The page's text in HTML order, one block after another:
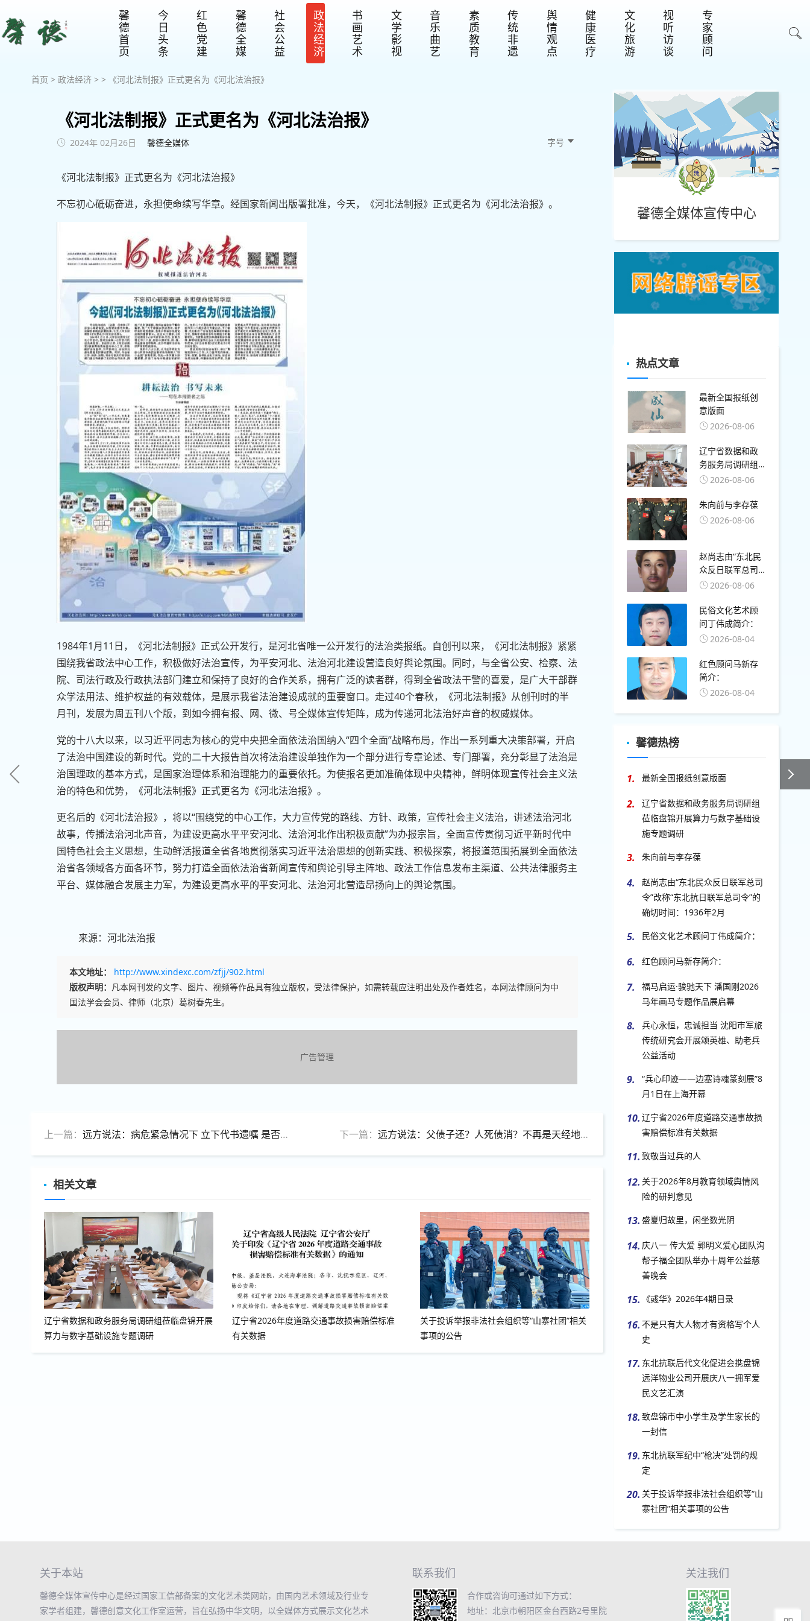
馨
德
首
页
今
日
头
条
红
色
党
建
馨
德
全
媒
社
会
公
益
政
法
经
济
书
画
艺
术
文
学
影
视
音
乐
曲
艺
素
质
教
育
传
统
非
遗
舆
情
观
点
健
康
医
疗
文
化
旅
游
视
听
访
谈
专
家
顾
问
首页 > 政法经济 > > 《河北法制报》正式更名为《河北法治报》
《河北法制报》正式更名为《河北法治报》
2024年 02月26日 馨德全媒体 字号
《河北法制报》正式更名为《河北法治报》
不忘初心砥砺奋进，永担使命续写华章。经国家新闻出版署批准，今天，《河北法制报》正式更名为《河北法治报》。
1984年1月11日，《河北法制报》正式公开发行，是河北省唯一公开发行的法治类报纸。自创刊以来，《河北法制报》紧紧
围绕我省政法中心工作，积极做好法治宣传，为平安河北、法治河北建设营造良好舆论氛围。同时，与全省公安、检察、法
院、司法行政及行政执法部门建立和保持了良好的合作关系，拥有广泛的读者群，得到全省政法干警的喜爱，是广大干部群
众学法用法、维护权益的有效载体，是展示我省法治建设成就的重要窗口。走过40个春秋，《河北法制报》从创刊时的半
月刊，发展为周五刊八个版，到如今拥有报、网、微、号全媒体宣传矩阵，成为传递河北法治好声音的权威媒体。
党的十八大以来，以习近平同志为核心的党中央把全面依法治国纳入“四个全面”战略布局，作出一系列重大决策部署，开启
了法治中国建设的新时代。党的二十大报告首次将法治建设单独作为一个部分进行专章论述、专门部署，充分彰显了法治是
治国理政的基本方式，是国家治理体系和治理能力的重要依托。为使报名更加准确体现中央精神，鲜明体现宣传社会主义法
治的特色和优势，《河北法制报》正式更名为《河北法治报》。
更名后的《河北法治报》，将以“围绕党的中心工作，大力宣传党的路线、方针、政策，宣传社会主义法治，讲述法治河北
故事，传播法治河北声音，为建设更高水平平安河北、法治河北作出积极贡献”为办报宗旨，全面宣传贯彻习近平新时代中
国特色社会主义思想，生动鲜活报道全省各地贯彻落实习近平法治思想的创新实践、积极探索，将报道范围拓展到全面依法
治省各领域各方面各环节，努力打造全面依法治省新闻宣传和舆论引导主阵地、政法工作信息发布主渠道、公共法律服务主
平台、媒体融合发展主力军，为建设更高水平的平安河北、法治河北营造昂扬向上的舆论氛围。
来源：河北法治报
本文地址：
http://www.xindexc.com/zfjj/902.html
版权声明： 凡本网刊发的文字、图片、视频等作品具有独立版权，受法律保护，如需转载应注明出处及作者姓名，本网法律顾问为中
国法学会会员、律师（北京）葛树春先生。
广告管理
上一篇： 远方说法：病危紧急情况下 立下代书遗嘱 是否有效？ 下一篇： 远方说法：父债子还？人死债消？不再是天经地义！
相关文章
辽宁省数据和政务服务局调研组莅临盘锦开展
算力与数字基础设施专题调研
辽宁省2026年度道路交通事故损害赔偿标准
有关数据
关于投诉举报非法社会组织等“山寨社团”相关
事项的公告
馨德全媒体宣传中心
热点文章
最新全国报纸创
意版面
2026-08-06
辽宁省数据和政
务服务局调研组
莅临盘锦开展算
施专题调研
2026-08-06
朱向前与李存葆
2026-08-06
赵尚志由“东北民
众反日联军总司
令”改称“东北抗日
切时间：1936年2
月
2026-08-06
民俗文化艺术顾
问丁伟成简介：
2026-08-04
红色顾问马新存
简介：
2026-08-04
馨德热榜
1. 最新全国报纸创意版面
2.
辽宁省数据和政务服务局调研组
莅临盘锦开展算力与数字基础设
施专题调研
3. 朱向前与李存葆
4.
赵尚志由“东北民众反日联军总司
令”改称“东北抗日联军总司令”的
确切时间：1936年2月
5. 民俗文化艺术顾问丁伟成简介：
6. 红色顾问马新存简介：
7.
福马启运·骏驰天下 潘国刚2026
马年画马专题作品展启幕
8.
兵心永恒，忠诚担当 沈阳市军旅
传统研究会开展颂英雄、助老兵
公益活动
9.
“兵心印迹——边塞诗魂篆刻展”8
月1日在上海开幕
10. 辽宁省2026年度道路交通事故损
害赔偿标准有关数据
11. 致敬当过兵的人
12. 关于2026年8月教育领域舆情风
险的研判意见
13. 盛夏归故里，闲坐数光阴
14. 庆八一 传大爱 郭明义爱心团队沟
帮子福全团队举办十周年公益慈
善晚会
15. 《彧华》2026年4期目录
16. 不是只有大人物才有资格写个人
史
17. 东北抗联后代文化促进会携盘锦
远洋物业公司开展庆八一拥军爱
民文艺汇演
18. 致盘锦市中小学生及学生家长的
一封信
19. 东北抗联军纪中“枪决”处罚的规
定
20. 关于投诉举报非法社会组织等“山
寨社团”相关事项的公告
关于本站
馨德全媒体宣传中心是经过国家工信部备案的文化艺术类网站，由国内艺术领域及行业专
家学者组建，馨德创意文化工作室运营，旨在弘扬中华文明，以全媒体方式展示文化艺术
联系我们
合作或咨询可通过如下方式：
地址：北京市朝阳区金台西路2号里院
关注我们